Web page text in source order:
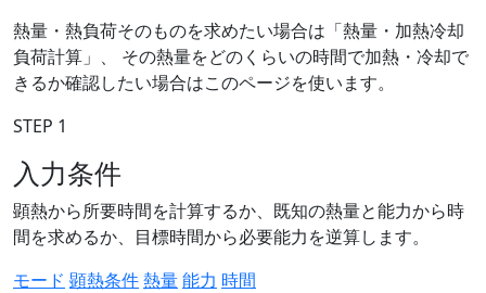
熱量・熱負荷そのものを求めたい場合は「熱量・加熱冷却
負荷計算」、 その熱量をどのくらいの時間で加熱・冷却で
きるか確認したい場合はこのページを使います。
STEP 1
入力条件
顕熱から所要時間を計算するか、既知の熱量と能力から時
間を求めるか、目標時間から必要能力を逆算します。
モード 顕熱条件熱量能力 時間